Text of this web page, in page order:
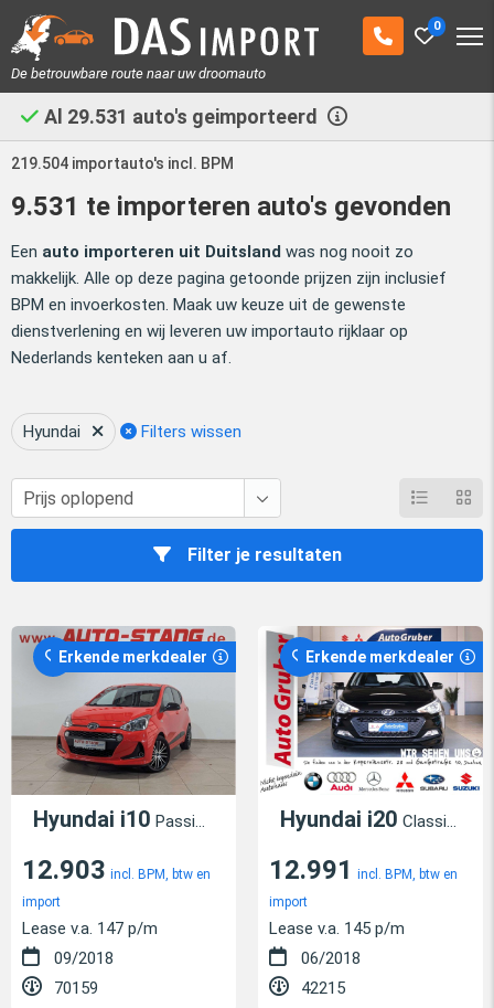
0
De betrouwbare route naar uw droomauto
Al29.531auto's geimporteerd
219.504 importauto's incl. BPM
9.531 te importeren auto's gevonden
Een auto importeren uit Duitsland was nog nooit zo
makkelijk. Alle op deze pagina getoonde prijzen zijn inclusief
BPM en invoerkosten. Maak uw keuze uit de gewenste
dienstverlening en wij leveren uw importauto rijklaar op
Nederlands kenteken aan u af.
Hyundai Filters wissen
Filter je resultaten
Erkende merkdealer
Hyundai i10 Passion**LENKRADHEIZUNG+BLUETOOTH+8-FACH**
12.903 incl. BPM, btw en
import
Lease v.a. 147 p/m
09/2018
70159
Erkende merkdealer
Hyundai i20 Classic*Klima*Radio*USB*MT*
12.991 incl. BPM, btw en
import
Lease v.a. 145 p/m
06/2018
42215